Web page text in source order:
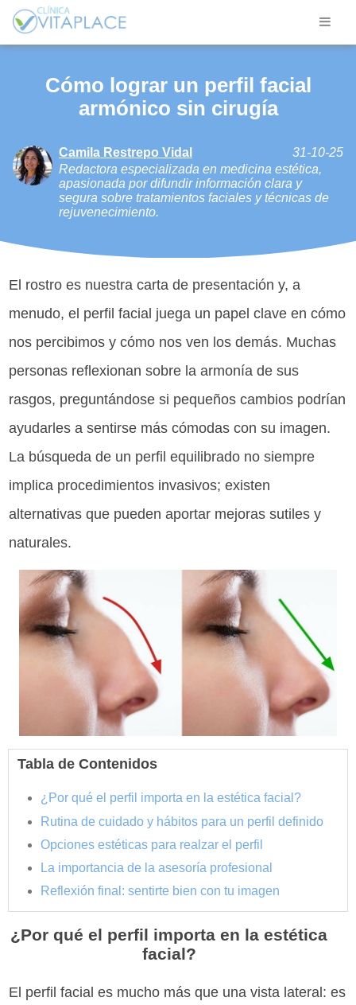
Cómo lograr un perfil facial
armónico sin cirugía
Camila Restrepo Vidal
31-10-25
Redactora especializada en medicina estética,
apasionada por difundir información clara y
segura sobre tratamientos faciales y técnicas de
rejuvenecimiento.
El rostro es nuestra carta de presentación y, a
menudo, el perfil facial juega un papel clave en cómo
nos percibimos y cómo nos ven los demás. Muchas
personas reflexionan sobre la armonía de sus
rasgos, preguntándose si pequeños cambios podrían
ayudarles a sentirse más cómodas con su imagen.
La búsqueda de un perfil equilibrado no siempre
implica procedimientos invasivos; existen
alternativas que pueden aportar mejoras sutiles y
naturales.
Tabla de Contenidos
¿Por qué el perfil importa en la estética facial?
Rutina de cuidado y hábitos para un perfil definido
Opciones estéticas para realzar el perfil
La importancia de la asesoría profesional
Reflexión final: sentirte bien con tu imagen
¿Por qué el perfil importa en la estética
facial?
El perfil facial es mucho más que una vista lateral: es